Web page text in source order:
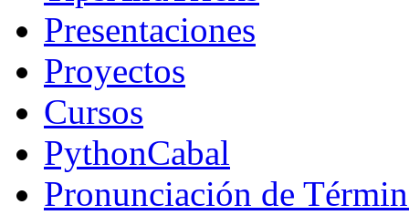
Presentaciones
Proyectos
Cursos
PythonCabal
Pronunciación de